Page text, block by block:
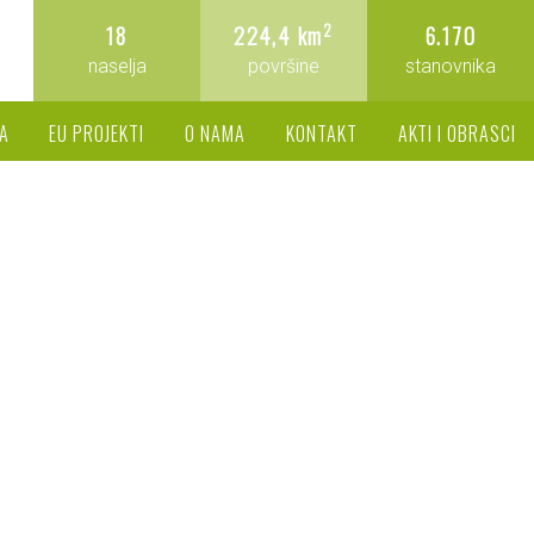
6.170
stanovnika
224,4 km2
površine
18
naselja
EU PROJEKTI O NAMA KONTAKT AKTI I OBRASCI